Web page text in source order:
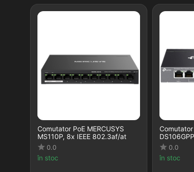
Comutator PoE MERCUSYS
MS110P, 8x IEEE 802.3af/at
0.0
în stoc
0.0
în stoc